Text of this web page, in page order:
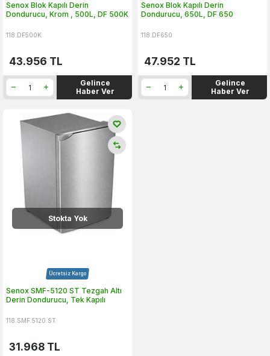
Senox Blok Kapılı Derin
Dondurucu, Krom , 500L, DF 500K
118.DF500K
43.956 TL
Gelince
Haber Ver
Senox Blok Kapılı Derin
Dondurucu, 650L, DF 650
118.DF650
47.952 TL
Gelince
Haber Ver
Stokta Yok
Ücretsiz Kargo
Senox SMF-5120 ST Tezgah Altı
Derin Dondurucu, Tek Kapılı
118.SMF.5120.ST
31.968 TL